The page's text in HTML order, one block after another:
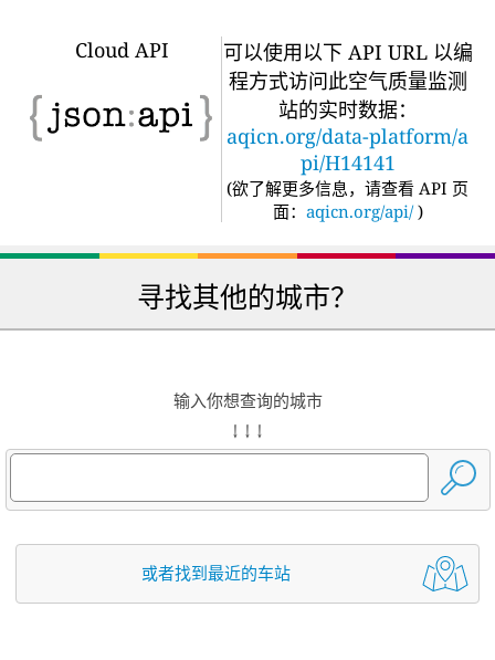
Cloud API
可以使用以下 API URL 以编
程方式访问此空气质量监测
站的实时数据：
aqicn.org/data-platform/a
pi/H14141
(欲了解更多信息，请查看 API 页
面： aqicn.org/api/ )
寻找其他的城市？
输入你想查询的城市
↓ ↓ ↓
或者找到最近的车站